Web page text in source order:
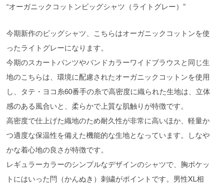
“オーガニックコットンビッグシャツ（ライトグレー）”
今期新作のビッグシャツ、こちらはオーガニックコットンを使
ったライトグレーになります。
今期のスカートパンツやバンドカラーワイドブラウスと同じ生
地のこちらは、環境に配慮されたオーガニックコットンを使用
し、タテ・ヨコ糸60番手の糸で高密度に織られた生地は、立体
感のある風合いと、柔らかで上質な肌触りが特徴です。
高密度で仕上げた織地のため耐久性が非常に高いほか、軽量か
つ適度な保温性を備えた機能的な生地となっています。しなや
かな着心地の良さが特徴です。
レギュラーカラーのシンプルなデザインのシャツで、胸ポケッ
トにはいった閂（かんぬき）刺繍がポイントです。男性XL相